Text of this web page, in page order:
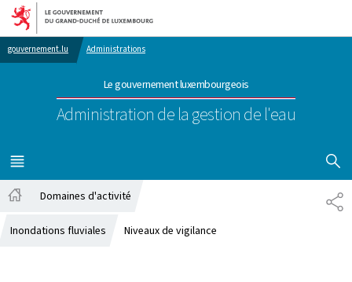
Aller au menu principal
Aller au contenu
gouvernement.lu Administrations
Le gouvernement luxembourgeois
Administration de la gestion de l'eau
MENU
PRINCIPAL
Domaines d'activité
Inondations fluviales Niveaux de vigilance